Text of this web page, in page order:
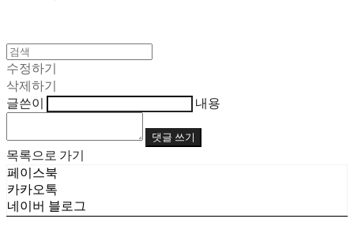
수정하기
삭제하기
글쓴이
내용
댓글 쓰기
목록으로 가기
페이스북
카카오톡
네이버 블로그